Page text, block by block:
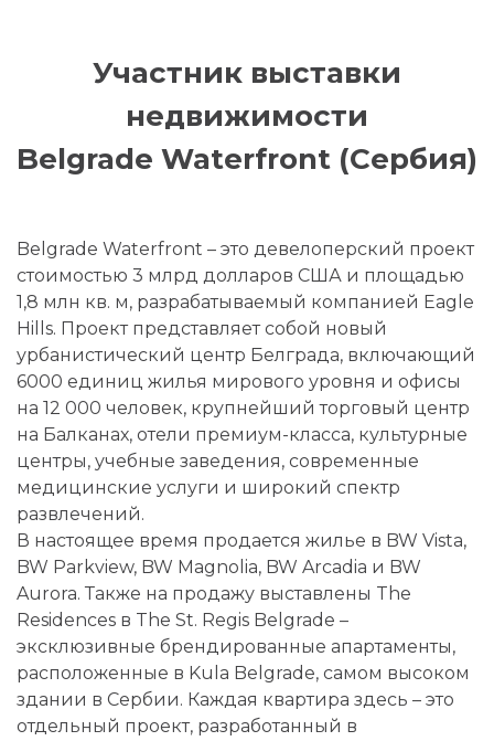
Участник выставки
недвижимости
Belgrade Waterfront (Сербия)
Belgrade Waterfront – это девелоперский проект
стоимостью 3 млрд долларов США и площадью
1,8 млн кв. м, разрабатываемый компанией Eagle
Hills. Проект представляет собой новый
урбанистический центр Белграда, включающий
6000 единиц жилья мирового уровня и офисы
на 12 000 человек, крупнейший торговый центр
на Балканах, отели премиум-класса, культурные
центры, учебные заведения, современные
медицинские услуги и широкий спектр
развлечений.
В настоящее время продается жилье в BW Vista,
BW Parkview, BW Magnolia, BW Arcadia и BW
Aurora. Также на продажу выставлены The
Residences в The St. Regis Belgrade –
эксклюзивные брендированные апартаменты,
расположенные в Kula Belgrade, самом высоком
здании в Сербии. Каждая квартира здесь – это
отдельный проект, разработанный в